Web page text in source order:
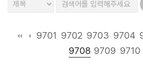
9701 9702 9703 9704
9708 9709 9710